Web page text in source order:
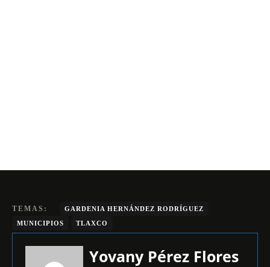
TEMAS:
GARDENIA HERNÁNDEZ RODRÍGUEZ
MUNICIPIOS
TLAXCO
Yovany Pérez Flores